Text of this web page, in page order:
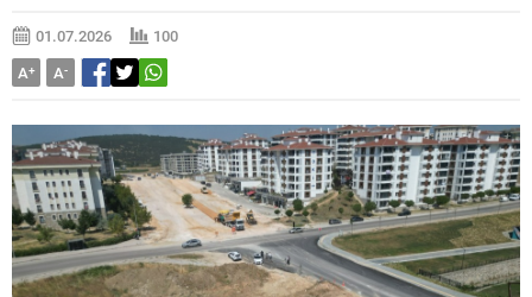
01.07.2026
100
A+ A-